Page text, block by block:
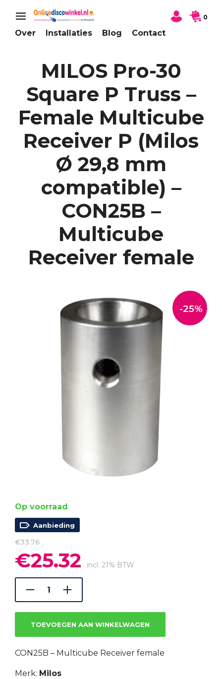
Over Installaties Blog Contact
0
MILOS Pro-30
Square P Truss –
Female Multicube
Receiver P (Milos
Ø 29,8 mm
compatible) –
CON25B –
Multicube
Receiver female
-25%
Op voorraad
Aanbieding
€33.76
Oorspronkelijke
prijs
was:
€33.76.
€25.32 prijs
is:
incl. 21% BTW
TOEVOEGEN AAN WINKELWAGEN
CON25B – Multicube Receiver female
Merk: Milos